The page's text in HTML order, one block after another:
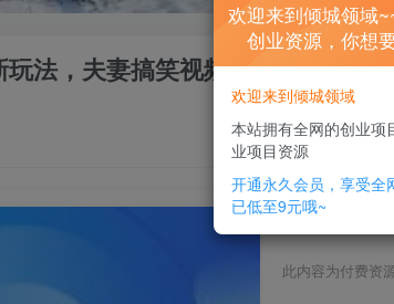
法，夫妻搞笑视频项目，虚拟资
最冷门，最暴
此内容为付费资
欢迎来到倾城领域
创业资源，你想
欢迎来到倾城领域
本站拥有全网的创业项
业项目资源
开通永久会员，享受全
已低至9元哦~